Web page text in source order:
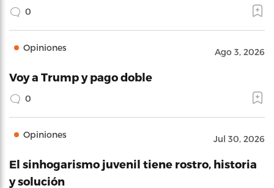
0
Opiniones Ago 3, 2026
Voy a Trump y pago doble
0
Opiniones Jul 30, 2026
El sinhogarismo juvenil tiene rostro, historia
y solución